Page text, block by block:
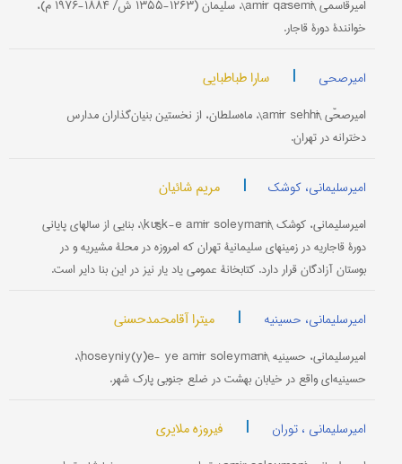
امیرقاسمی \amīr qāsemī\، سلیمان (۱۲۶۳-۱۳۵۵ ش/ ۱۸۸۴-۱۹۷۶ م)،
خوانندۀ دورۀ قاجار.
امیرصحی | سارا طباطبایی
امیرصحّی \amīr sehhī\، ماه‌سلطان، از نخستین بنیان‌گذاران مدارس
دخترانه در تهران.
امیرسلیمانی، کوشک | مریم شائیان
امیرسلیمانی، کوشک \kūšk-e amīr soleymānī\، بنایی از سالهای پایانی
دورۀ قاجاریه در زمینهای سلیمانیۀ تهران که امروزه در محلۀ مشیریه و در
بوستان آزادگان قرار دارد. کتابخانۀ عمومی یاد یار نیز در این بنا دایر است.
امیرسلیمانی، حسینیه | میترا آقامحمدحسنی
امیرسلیمانی، حسینیه \hoseyniy(y)e- ye amīr soleymānī\،
حسینیه‌ای واقع در خیابان بهشت در ضلع جنوبی پارک شهر.
امیرسلیمانی ، توران | فیروزه ملایری